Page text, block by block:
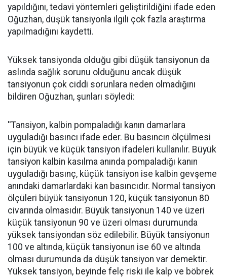
yapıldığını, tedavi yöntemleri geliştirildiğini ifade eden
Oğuzhan, düşük tansiyonla ilgili çok fazla araştırma
yapılmadığını kaydetti.
Yüksek tansiyonda olduğu gibi düşük tansiyonun da
aslında sağlık sorunu olduğunu ancak düşük
tansiyonun çok ciddi sorunlara neden olmadığını
bildiren Oğuzhan, şunları söyledi:
''Tansiyon, kalbin pompaladığı kanın damarlara
uyguladığı basıncı ifade eder. Bu basıncın ölçülmesi
için büyük ve küçük tansiyon ifadeleri kullanılır. Büyük
tansiyon kalbin kasılma anında pompaladığı kanın
uyguladığı basınç, küçük tansiyon ise kalbin gevşeme
anındaki damarlardaki kan basıncıdır. Normal tansiyon
ölçüleri büyük tansiyonun 120, küçük tansiyonun 80
civarında olmasıdır. Büyük tansiyonun 140 ve üzeri
küçük tansiyonun 90 ve üzeri olması durumunda
yüksek tansiyondan söz edilebilir. Büyük tansiyonun
100 ve altında, küçük tansiyonun ise 60 ve altında
olması durumunda da düşük tansiyon var demektir.
Yüksek tansiyon, beyinde felç riski ile kalp ve böbrek